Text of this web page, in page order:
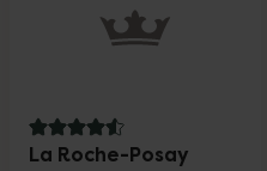
4.6 av 5 i omdöme
La Roche-Posay